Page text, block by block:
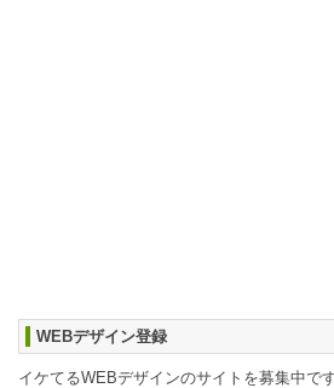
WEBデザイン登録
イケてるWEBデザインのサイトを募集中で